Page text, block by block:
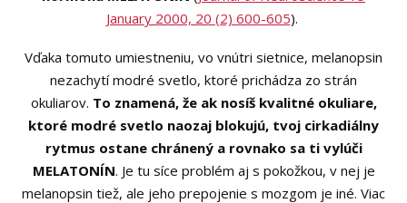
January 2000, 20 (2) 600-605).
Vďaka tomuto umiestneniu, vo vnútri sietnice, melanopsin
nezachytí modré svetlo, ktoré prichádza zo strán
okuliarov. To znamená, že ak nosíš kvalitné okuliare,
ktoré modré svetlo naozaj blokujú, tvoj cirkadiálny
rytmus ostane chránený a rovnako sa ti vylúči
MELATONÍN. Je tu síce problém aj s pokožkou, v nej je
melanopsin tiež, ale jeho prepojenie s mozgom je iné. Viac